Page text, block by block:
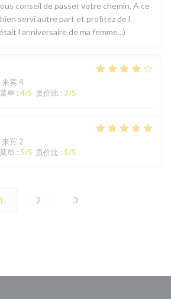
conseil de passer votre chemin. A ce
servi autre part et profitez de l
l anniversaire de ma femme...)
宾 4
菜单 : 4/5 质价比 : 3/5
宾 2
菜单 : 5/5 质价比 : 5/5
1 2 3